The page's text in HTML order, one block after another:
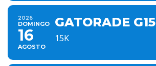
2026
DOMINGO
16
AGOSTO
GATORADE G15
15K